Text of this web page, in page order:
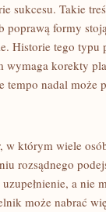
sukcesu. Takie
poprawą formy
Historie tego typu
wymaga korekty
tempo nadal może
w którym wiele
rozsądnego
a nie
może nabrać